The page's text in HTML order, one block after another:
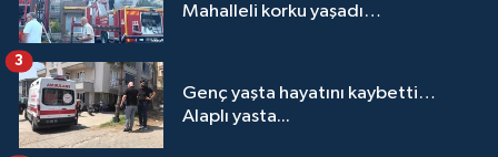
Mahalleli korku yaşadı…
Genç yaşta hayatını kaybetti…
Alaplı yasta...
3